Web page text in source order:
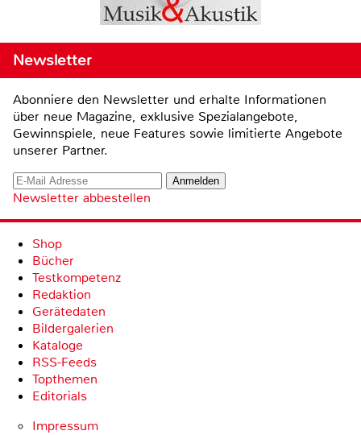
Newsletter
Abonniere den Newsletter und erhalte Informationen
über neue Magazine, exklusive Spezialangebote,
Gewinnspiele, neue Features sowie limitierte Angebote
unserer Partner.
Newsletter abbestellen
Shop
Bücher
Testkompetenz
Redaktion
Gerätedaten
Bildergalerien
Kataloge
RSS-Feeds
Topthemen
Editorials
Impressum